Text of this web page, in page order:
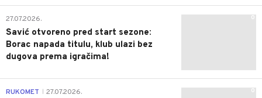
0
27.07.2026.
Savić otvoreno pred start sezone:
Borac napada titulu, klub ulazi bez
dugova prema igračima!
0
RUKOMET 27.07.2026.